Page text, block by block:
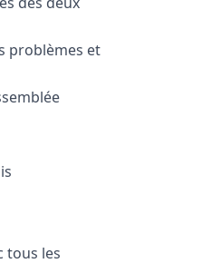
problèmes et
tous les